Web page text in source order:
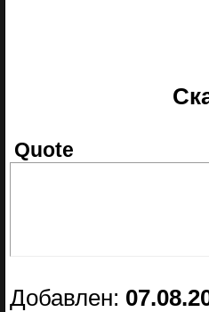
Quote
Добавлен: